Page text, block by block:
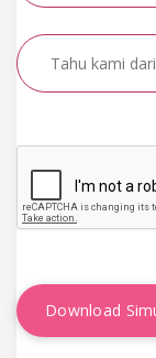
Download